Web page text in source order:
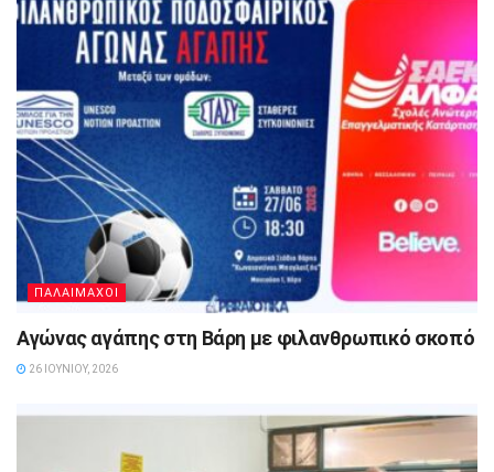
ΠΑΛΑΙΜΑΧΟΙ
Αγώνας αγάπης στη Βάρη με φιλανθρωπικό σκοπό
26 ΙΟΥΝΊΟΥ, 2026